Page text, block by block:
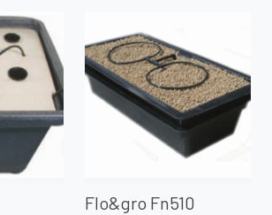
Flo&gro Fn510